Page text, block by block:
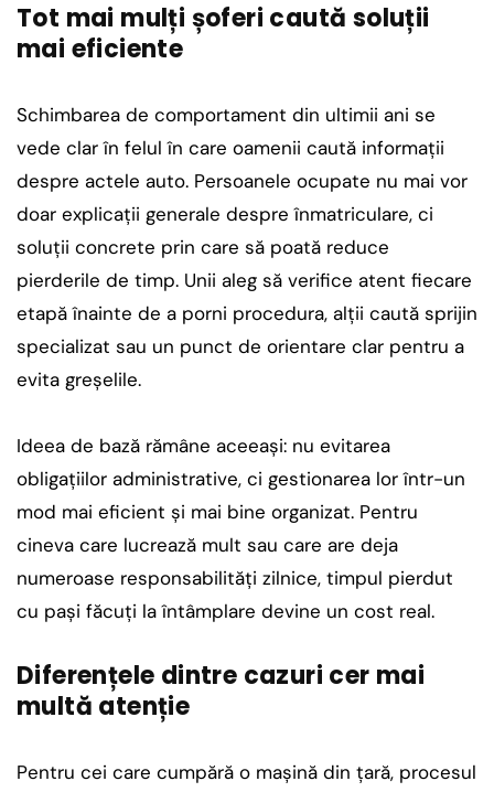
Tot mai mulți șoferi caută soluții
mai eficiente
Schimbarea de comportament din ultimii ani se
vede clar în felul în care oamenii caută informații
despre actele auto. Persoanele ocupate nu mai vor
doar explicații generale despre înmatriculare, ci
soluții concrete prin care să poată reduce
pierderile de timp. Unii aleg să verifice atent fiecare
etapă înainte de a porni procedura, alții caută sprijin
specializat sau un punct de orientare clar pentru a
evita greșelile.
Ideea de bază rămâne aceeași: nu evitarea
obligațiilor administrative, ci gestionarea lor într-un
mod mai eficient și mai bine organizat. Pentru
cineva care lucrează mult sau care are deja
numeroase responsabilități zilnice, timpul pierdut
cu pași făcuți la întâmplare devine un cost real.
Diferențele dintre cazuri cer mai
multă atenție
Pentru cei care cumpără o mașină din țară, procesul